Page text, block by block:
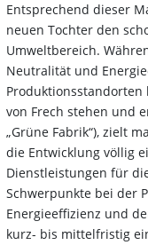
Entsprechend dieser
neuen Tochter den
Umweltbereich.
Neutralität und
von Frech stehen und
„Grüne Fabrik“), zielt
die Entwicklung völlig
Dienstleistungen für
Schwerpunkte bei der
Energieeffizienz und
kurz- bis mittelfristig